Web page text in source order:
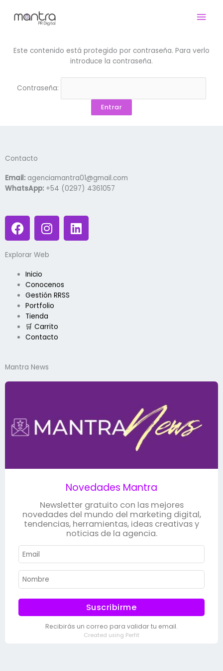
Este contenido está protegido por contraseña. Para verlo
introduce la contraseña.
Contraseña:
Contacto
Email: agenciamantra01@gmail.com
WhatsApp: +54 (0297) 4361057
F
a
c
e
b
o
o
k
I
n
s
t
g
r
a
m
L
i
n
Explorar Web
Inicio
Conocenos
Gestión RRSS
Portfolio
Tienda
🛒 Carrito
Contacto
Mantra News
Novedades Mantra
Newsletter gratuito con las mejores
novedades del mundo del marketing digital,
tendencias, herramientas, ideas creativas y
noticias de la agencia.
Suscribirme
Recibirás un correo para validar tu email.
Created using Perfit